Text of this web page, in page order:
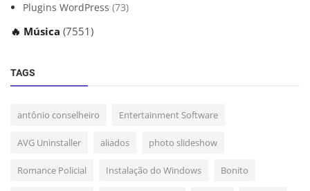
Plugins WordPress (73)
🔥 Música (7551)
TAGS
antônio conselheiro Entertainment Software
AVG Uninstaller aliados photo slideshow
Romance Policial Instalação do Windows Bonito